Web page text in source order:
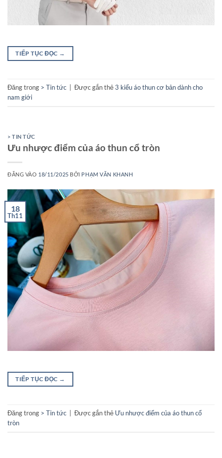
TIẾP TỤC ĐỌC →
Đăng trong > Tin tức Được gắn thẻ3 kiểu áo thun cơ bản dành cho
nam giới
> TIN TỨC
Ưu nhược điểm của áo thun cổ tròn
ĐĂNG VÀO 18/11/2025 BỞI PHẠM VĂN KHANH
18
Th11
TIẾP TỤC ĐỌC →
Đăng trong > Tin tức Được gắn thẻ Ưu nhược điểm của áo thun cổ
tròn